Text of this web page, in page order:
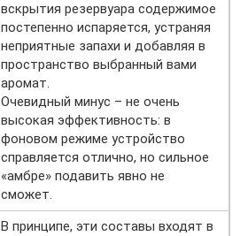
вскрытия резервуара содержимое
постепенно испаряется, устраняя
неприятные запахи и добавляя в
пространство выбранный вами
аромат.
Очевидный минус – не очень
высокая эффективность: в
фоновом режиме устройство
справляется отлично, но сильное
«амбре» подавить явно не
сможет.
В принципе, эти составы входят в